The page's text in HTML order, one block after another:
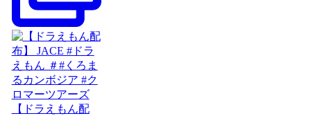
【ドラえもん配